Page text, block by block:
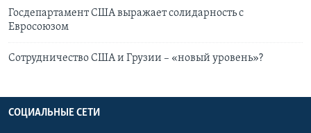
Госдепартамент США выражает солидарность с
Евросоюзом
Сотрудничество США и Грузии – «новый уровень»?
СОЦИАЛЬНЫЕ СЕТИ